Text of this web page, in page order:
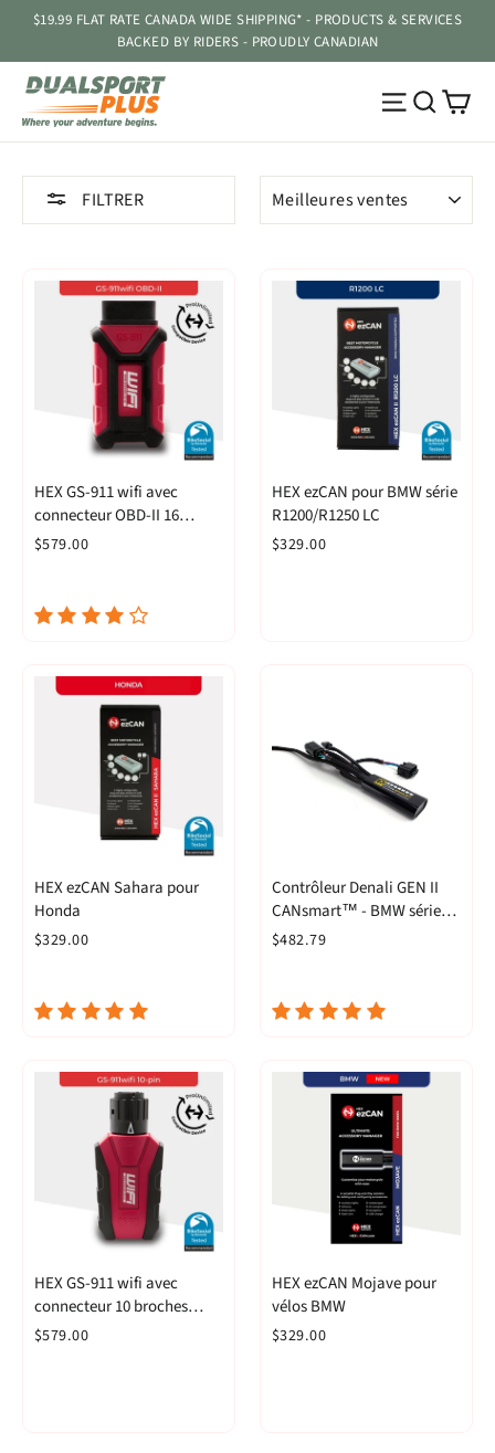
Passer
contenu
$19.99 FLAT RATE CANADA WIDE SHIPPING* - PRODUCTS & SERVICES
BACKED BY RIDERS - PROUDLY CANADIAN
FILTRER
APPLIQUER
HEX GS-911 wifi avec
connecteur OBD-II 16
broches (Passionné)
$579.00
HEX ezCAN pour BMW série
R1200/R1250 LC
$329.00
HEX ezCAN Sahara pour
Honda
$329.00
Contrôleur Denali GEN II
CANsmart™ - BMW séries
R1200LC et R1250
$482.79
HEX GS-911 wifi avec
connecteur 10 broches
(Passionné)
$579.00
HEX ezCAN Mojave pour
vélos BMW
$329.00